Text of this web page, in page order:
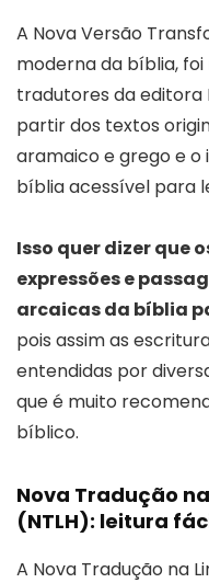
A Nova Versão
moderna da bíblia, foi
tradutores da editora
partir dos textos
aramaico e grego e
bíblia acessível para
Isso quer dizer que
expressões e
arcaicas da bíblia
pois assim as
entendidas por
que é muito
bíblico.
Nova Tradução
(NTLH): leitura
A Nova Tradução na